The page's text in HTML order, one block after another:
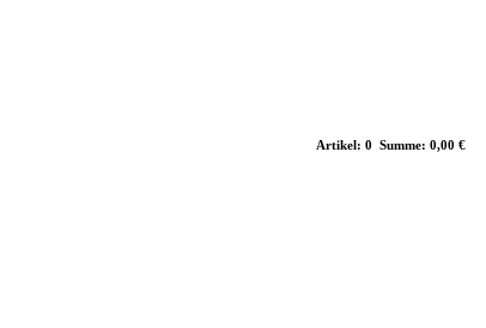
Artikel: 0 Summe: 0,00 €